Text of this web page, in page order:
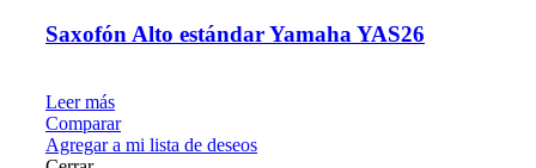
Saxofón Alto estándar Yamaha YAS26
Leer más
Comparar
Agregar a mi lista de deseos